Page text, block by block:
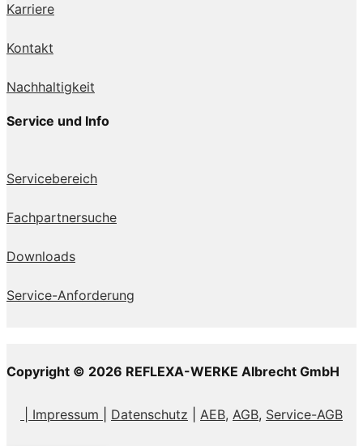
Karriere
Kontakt
Nachhaltigkeit
Service und Info
Servicebereich
Fachpartnersuche
Downloads
Service-Anforderung
Copyright © 2026 REFLEXA-WERKE Albrecht GmbH
| Impressum Datenschutz AEB, AGB, Service-AGB